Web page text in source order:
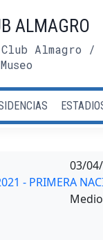
ALMAGRO
Almagro /
03/
- PRIMERA